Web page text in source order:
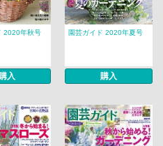
2020年秋号
購入
園芸ガイド 2020年夏号
購入